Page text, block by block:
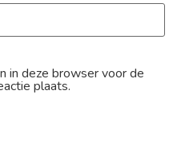
in deze browser voor de
plaats.